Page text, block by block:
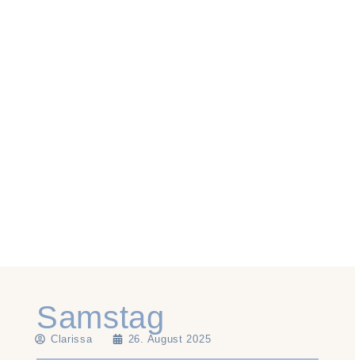
Samstag
Clarissa 26. August 2025